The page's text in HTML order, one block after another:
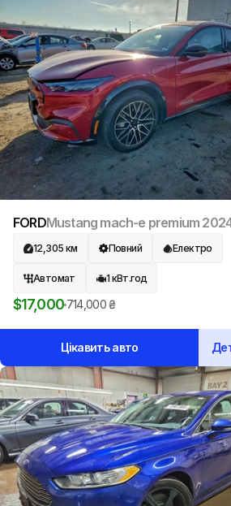
Цей автомобіль можна привезти з
до команди Global Auto Logistic —
підібрати найкращий варіант та
доставку.
FORDMustang mach-e premium
12,305 км Повний Електро
Автомат 1 кВт.год
$17,000714,000₴
Цікавить авто